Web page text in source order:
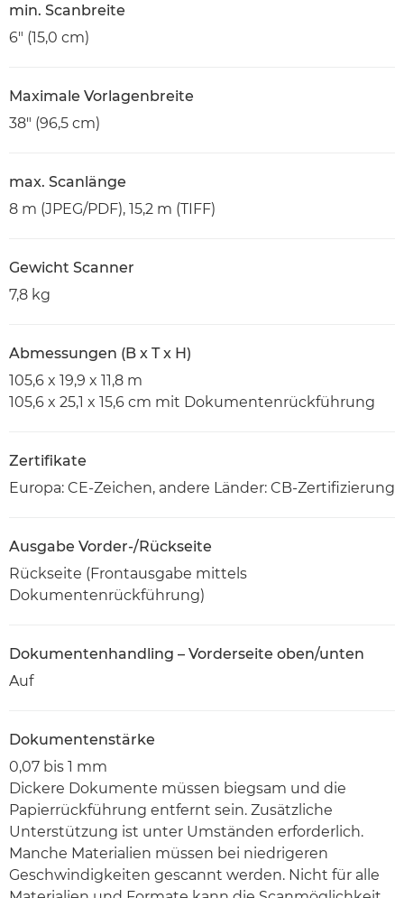
min. Scanbreite
6" (15,0 cm)
Maximale Vorlagenbreite
38" (96,5 cm)
max. Scanlänge
8 m (JPEG/PDF), 15,2 m (TIFF)
Gewicht Scanner
7,8 kg
Abmessungen (B x T x H)
105,6 x 19,9 x 11,8 m
105,6 x 25,1 x 15,6 cm mit Dokumentenrückführung
Zertifikate
Europa: CE-Zeichen, andere Länder: CB-Zertifizierung
Ausgabe Vorder-/Rückseite
Rückseite (Frontausgabe mittels
Dokumentenrückführung)
Dokumentenhandling – Vorderseite oben/unten
Auf
Dokumentenstärke
0,07 bis 1 mm
Dickere Dokumente müssen biegsam und die
Papierrückführung entfernt sein. Zusätzliche
Unterstützung ist unter Umständen erforderlich.
Manche Materialien müssen bei niedrigeren
Geschwindigkeiten gescannt werden. Nicht für alle